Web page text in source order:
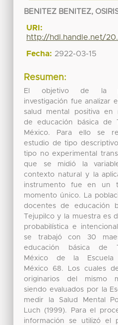
BENITEZ BENITEZ,
URI:
http://hdl.handle.net/
Fecha: 2922-03-15
Resumen:
El objetivo de la
investigación fue analizar
salud mental positiva en
de educación básica de
México. Para ello se
estudio de tipo
tipo no experimental
que se midió la
contexto natural y la
instrumento fue en un
momento único. La
docentes de educación
Tejupilco y la muestra es
probabilística e
se trabajó con 30
educación básica de
México de la Escuela
México 68. Los cuales
originarios del mismo
siendo evaluados por la
medir la Salud Mental
Luch (1999). Para el
información se utilizó el